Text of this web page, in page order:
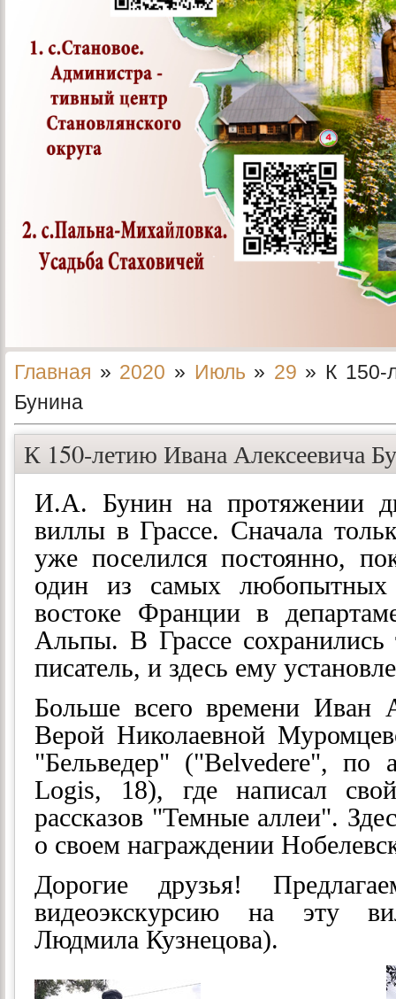
Главная » 2020 » Июль » 29 » К 150-
Бунина
К 150-летию Ивана Алексеевича
И.А. Бунин на протяжении
виллы в Грассе. Сначала
уже поселился постоянно,
один из самых
востоке Франции в
Альпы. В Грассе
писатель, и здесь ему
Больше всего времени Иван
Верой Николаевной
"Бельведер" ("Belvedere", по
Logis, 18), где написал
рассказов "Темные аллеи".
о своем награждении
Дорогие друзья!
видеоэкскурсию на эту
Людмила Кузнецова).